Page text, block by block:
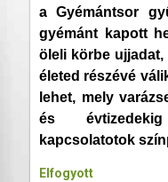
a Gyémántsor
gyémánt kapott
öleli körbe
életed részévé
lehet, mely
és
kapcsolatotok
Elfogyott